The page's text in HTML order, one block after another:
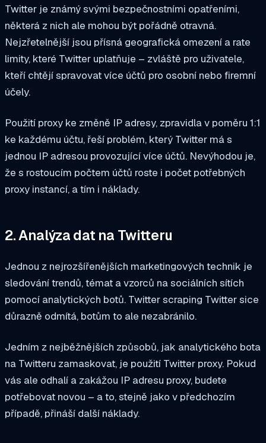
Twitter je známý svými bezpečnostními opatřeními,
některá z nich ale mohou být pořádně otravná.
Nejzřetelnější jsou přísná geografická omezení a rate
limity, které Twitter uplatňuje – zvláště pro uživatele,
kteří chtějí spravovat více účtů pro osobní nebo firemní
účely.
Použití proxy ke změně IP adresy, zpravidla v poměru 1:1
ke každému účtu, řeší problém, který Twitter má s
jednou IP adresou provozující více účtů. Nevýhodou je,
že s rostoucím počtem účtů roste i počet potřebných
proxy instancí, a tím i náklady.
2. Analýza dat na Twitteru
Jednou z nejrozšířenějších marketingových technik je
sledování trendů, témat a vzorců na sociálních sítích
pomocí analytických botů. Twitter scraping Twitter sice
důrazně odmítá, botům to ale nezabránilo.
Jedním z nejběžnějších způsobů, jak analytického bota
na Twitteru zamaskovat, je použití Twitter proxy. Pokud
vás ale odhalí a zakážou IP adresu proxy, budete
potřebovat novou – a to, stejně jako v předchozím
případě, přináší další náklady.